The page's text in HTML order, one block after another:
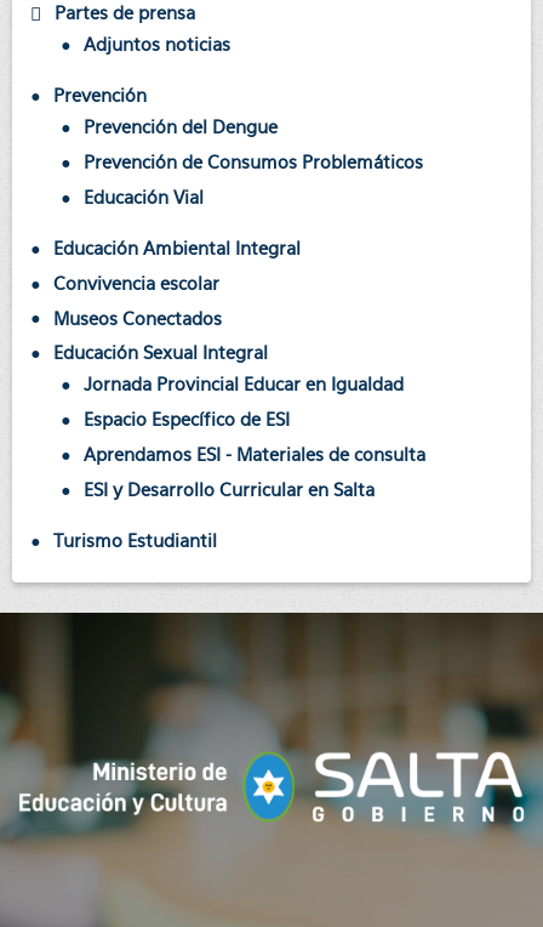
Partes de prensa
Adjuntos noticias
Prevención
Prevención del Dengue
Prevención de Consumos Problemáticos
Educación Vial
Educación Ambiental Integral
Convivencia escolar
Museos Conectados
Educación Sexual Integral
Jornada Provincial Educar en Igualdad
Espacio Específico de ESI
Aprendamos ESI - Materiales de consulta
ESI y Desarrollo Curricular en Salta
Turismo Estudiantil